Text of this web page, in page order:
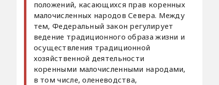
положений, касающихся прав коренных
малочисленных народов Севера. Между
тем, Федеральный закон регулирует
ведение традиционного образа жизни и
осуществления традиционной
хозяйственной деятельности
коренными малочисленными народами,
в том числе, оленеводства,